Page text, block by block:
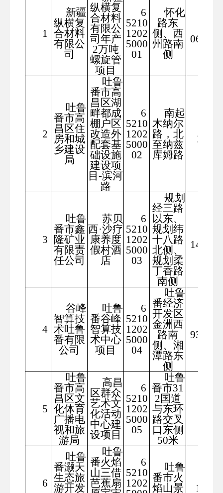
1
新疆
纵横复
合材料
有限公
司
纵横复
合材料
有限公
司年产
2万吨
螺旋管
项目
6
5210
1202
5000
01
怀化
路东
侧、西
州路南
侧
06.29
2
吐鲁
番市高
昌区住
房和城
乡建设
局
吐鲁
番市高
昌区湖
畔都成
棚户区
改造外
配套基
础设施
建设项
目-滨河
路
6
5210
1202
5000
02
南起
木纳尔
路，北
至纳兹
库姆路
28
3
吐鲁
番市鑫
隆矿业
有限责
任公司
苏贝
西·沙疗
康养度
假村酒
店
6
5210
1202
5000
03
规划
经三路
以东、
规划纬
十八路
北侧、
规划柔
丁香路
南侧
14.77
4
谷峰
智算技
术吐鲁
番有限
公司
吐鲁
番谷峰
智算技
术中心
项目
6
5210
1202
5000
04
吐鲁
番经济
开发区
金洲西
路南
侧、湘
潭路东
侧
93.67
5
吐鲁
番市高
昌区文
化体育
广播电
视和旅
游局
高昌
区群众
艺术文
化活动
中心建
设项目
6
5210
1202
5000
05
吐鲁
番市31
2国道
与东环
路交叉
口东侧
50米
6
吐鲁
番灏天
生态旅
游开发
吐鲁
番火焰
山三借
芭蕉扇
6
5210
1202
吐鲁
番市火
焰山景
1.5